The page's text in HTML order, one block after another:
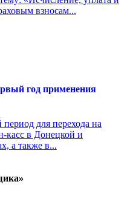
взносам...
год применения
для перехода на
касс в Донецкой и
а также в...